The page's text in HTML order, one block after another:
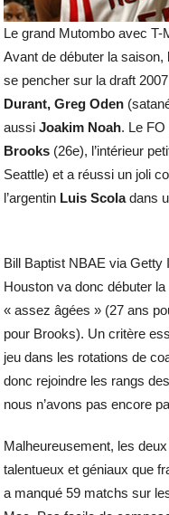
Le grand Mutombo avec T-
Avant de débuter la
se pencher sur la draft
Durant, Greg Oden
aussiJoakim Noah. Le
Brooks (26e), l’intérieur
Seattle) et a réussi un joli
l’argentin Luis Scoladans
Bill Baptist NBAE via Getty
Houston va donc débuter
« assez âgées » (27 ans
pour Brooks). Un critère
jeu dans les rotations de
donc rejoindre les rangs
nous n’avons pas encore
Malheureusement, les
talentueux et géniaux que
a manqué 59 matchs sur